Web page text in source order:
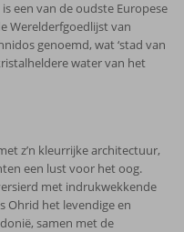
ten opzichte van stranden,
een van de oudste Europese
Werelderfgoedlijst van
genoemd, wat ‘stad van
water van het
z’n kleurrijke architectuur,
een lust voor het oog.
met indrukwekkende
Ohrid het levendige en
samen met de